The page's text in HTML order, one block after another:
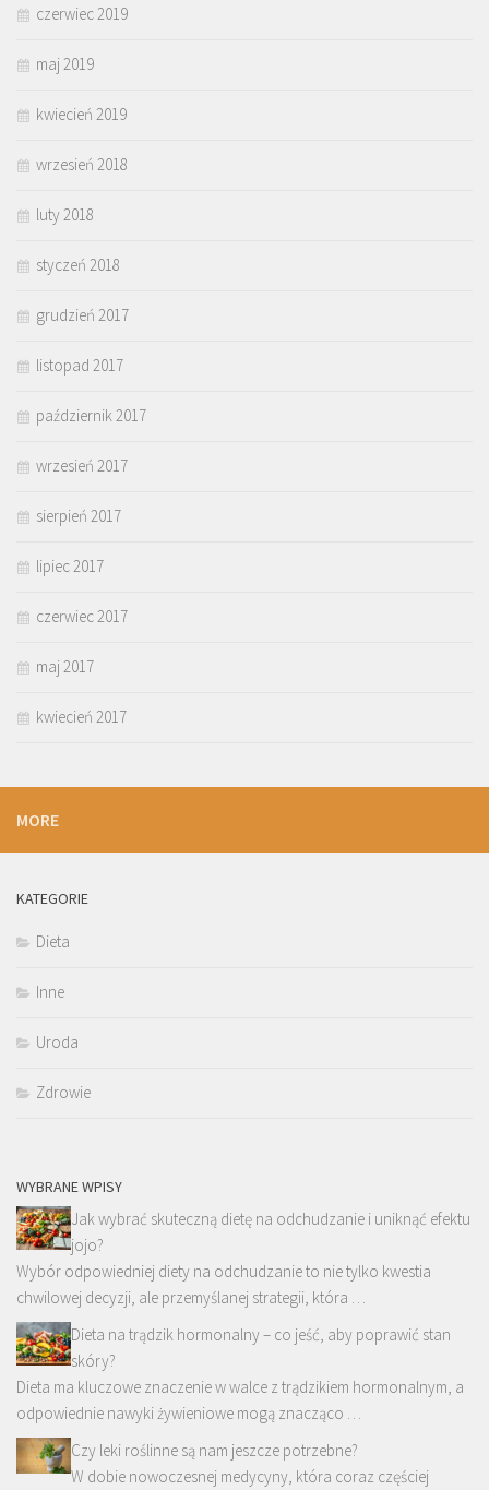
czerwiec 2019
maj 2019
kwiecień 2019
wrzesień 2018
luty 2018
styczeń 2018
grudzień 2017
listopad 2017
październik 2017
wrzesień 2017
sierpień 2017
lipiec 2017
czerwiec 2017
maj 2017
kwiecień 2017
MORE
KATEGORIE
Dieta
Inne
Uroda
Zdrowie
WYBRANE WPISY
Jak wybrać skuteczną dietę na odchudzanie i uniknąć efektu
jojo?
Wybór odpowiedniej diety na odchudzanie to nie tylko kwestia
chwilowej decyzji, ale przemyślanej strategii, która …
Dieta na trądzik hormonalny – co jeść, aby poprawić stan
skóry?
Dieta ma kluczowe znaczenie w walce z trądzikiem hormonalnym, a
odpowiednie nawyki żywieniowe mogą znacząco …
Czy leki roślinne są nam jeszcze potrzebne?
W dobie nowoczesnej medycyny, która coraz częściej